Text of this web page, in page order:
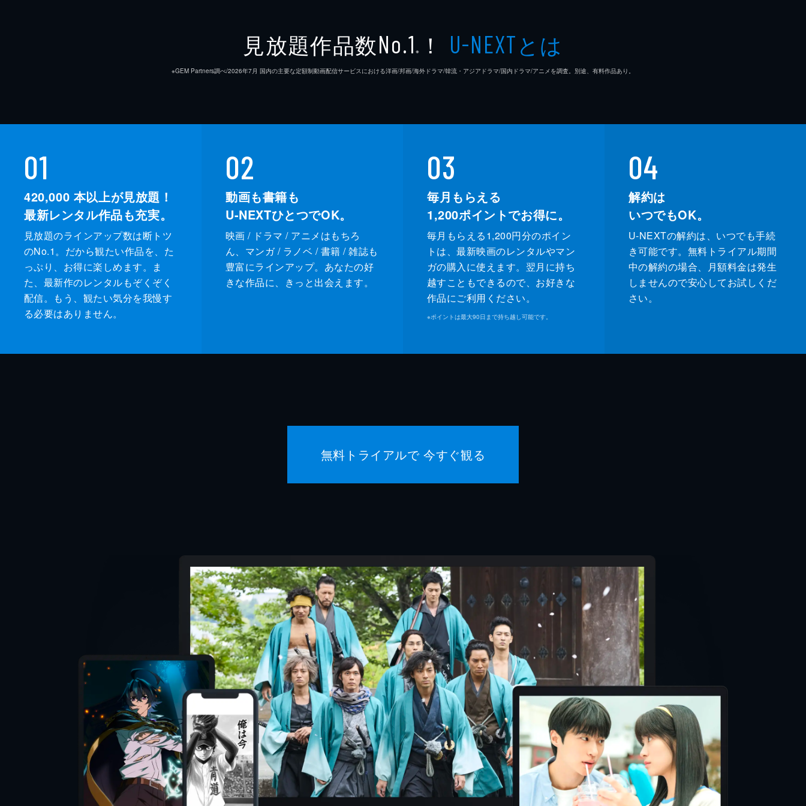
見放題作品数No.1 ※ ！ U-NEXTとは
※GEM Partners調べ/2026年7⽉ 国内の主要な定額制動画配信サービスにおける洋画/邦画/海外ドラマ/韓流・アジアドラマ/国内ドラマ/アニメを調査。別途、有料作品あり。
01
420,000 本以上が見放題！
最新レンタル作品も充実。
見放題のラインアップ数は断トツ
のNo.1。だから観たい作品を、た
っぷり、お得に楽しめます。ま
た、最新作のレンタルもぞくぞく
配信。もう、観たい気分を我慢す
る必要はありません。
02
動画も書籍も
U-NEXTひとつでOK。
映画 / ドラマ / アニメはもちろ
ん、マンガ / ラノベ / 書籍 / 雑誌も
豊富にラインアップ。あなたの好
きな作品に、きっと出会えます。
03
毎月もらえる
1,200ポイントでお得に。
毎月もらえる1,200円分のポイン
トは、最新映画のレンタルやマン
ガの購入に使えます。翌月に持ち
越すこともできるので、お好きな
作品にご利用ください。
※ポイントは最大90日まで持ち越し可能です。
04
解約は
いつでもOK。
U-NEXTの解約は、いつでも手続
き可能です。無料トライアル期間
中の解約の場合、月額料金は発生
しませんので安心してお試しくだ
さい。
無料トライアルで 今すぐ観る